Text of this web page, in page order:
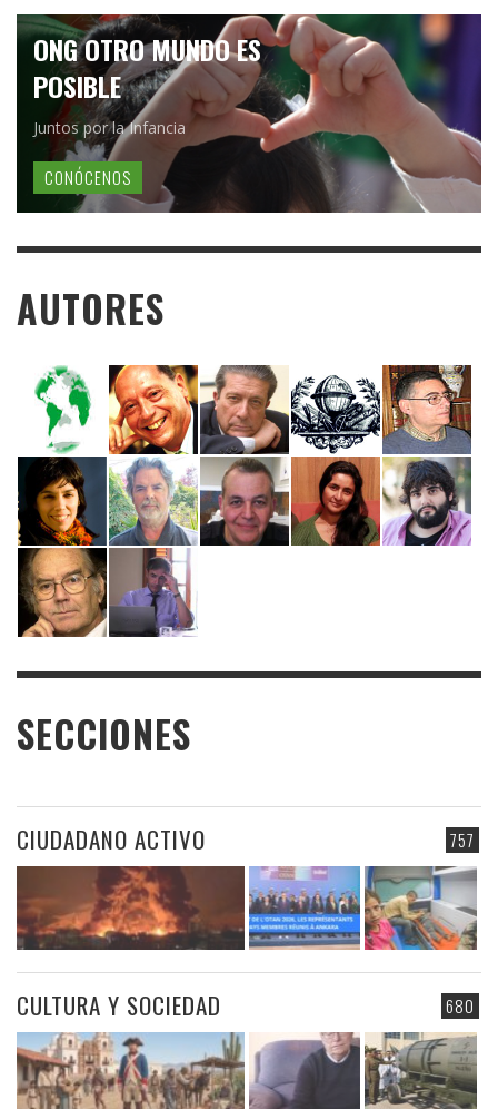
ONG OTRO MUNDO ES
POSIBLE
Juntos por la Infancia
CONÓCENOS
AUTORES
SECCIONES
757
CIUDADANO ACTIVO
680
CULTURA Y SOCIEDAD